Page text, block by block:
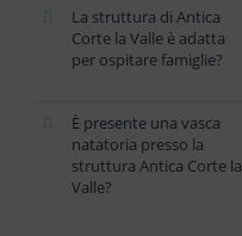
La struttura di Antica
Corte la Valle è adatta
per ospitare famiglie?
È presente una vasca
natatoria presso la
struttura Antica Corte la
Valle?